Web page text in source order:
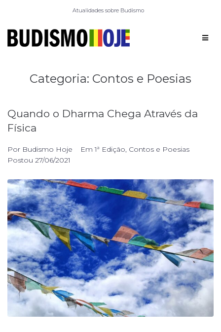
Atualidades sobre Budismo
Categoria: Contos e Poesias
Quando o Dharma Chega Através da
Física
Por Budismo Hoje Em1ª Edição, Contos e Poesias
Postou 27/06/2021